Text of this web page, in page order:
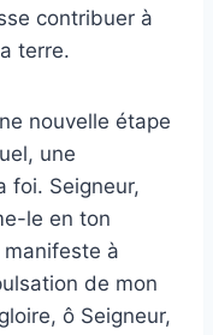
contribuer à
terre.
nouvelle étape
une
foi. Seigneur,
le en ton
à
de mon
ô Seigneur,